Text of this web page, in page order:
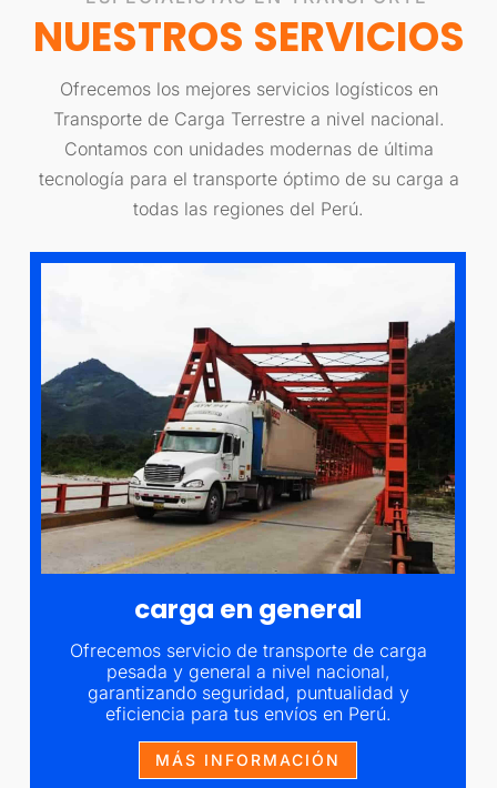
NUESTROS SERVICIOS
Ofrecemos los mejores servicios logísticos en
Transporte de Carga Terrestre a nivel nacional.
Contamos con unidades modernas de última
tecnología para el transporte óptimo de su carga a
todas las regiones del Perú.
carga en general
Ofrecemos servicio de transporte de carga
pesada y general a nivel nacional,
garantizando seguridad, puntualidad y
eficiencia para tus envíos en Perú.
MÁS INFORMACIÓN